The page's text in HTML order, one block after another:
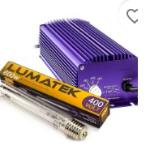
favorite_border